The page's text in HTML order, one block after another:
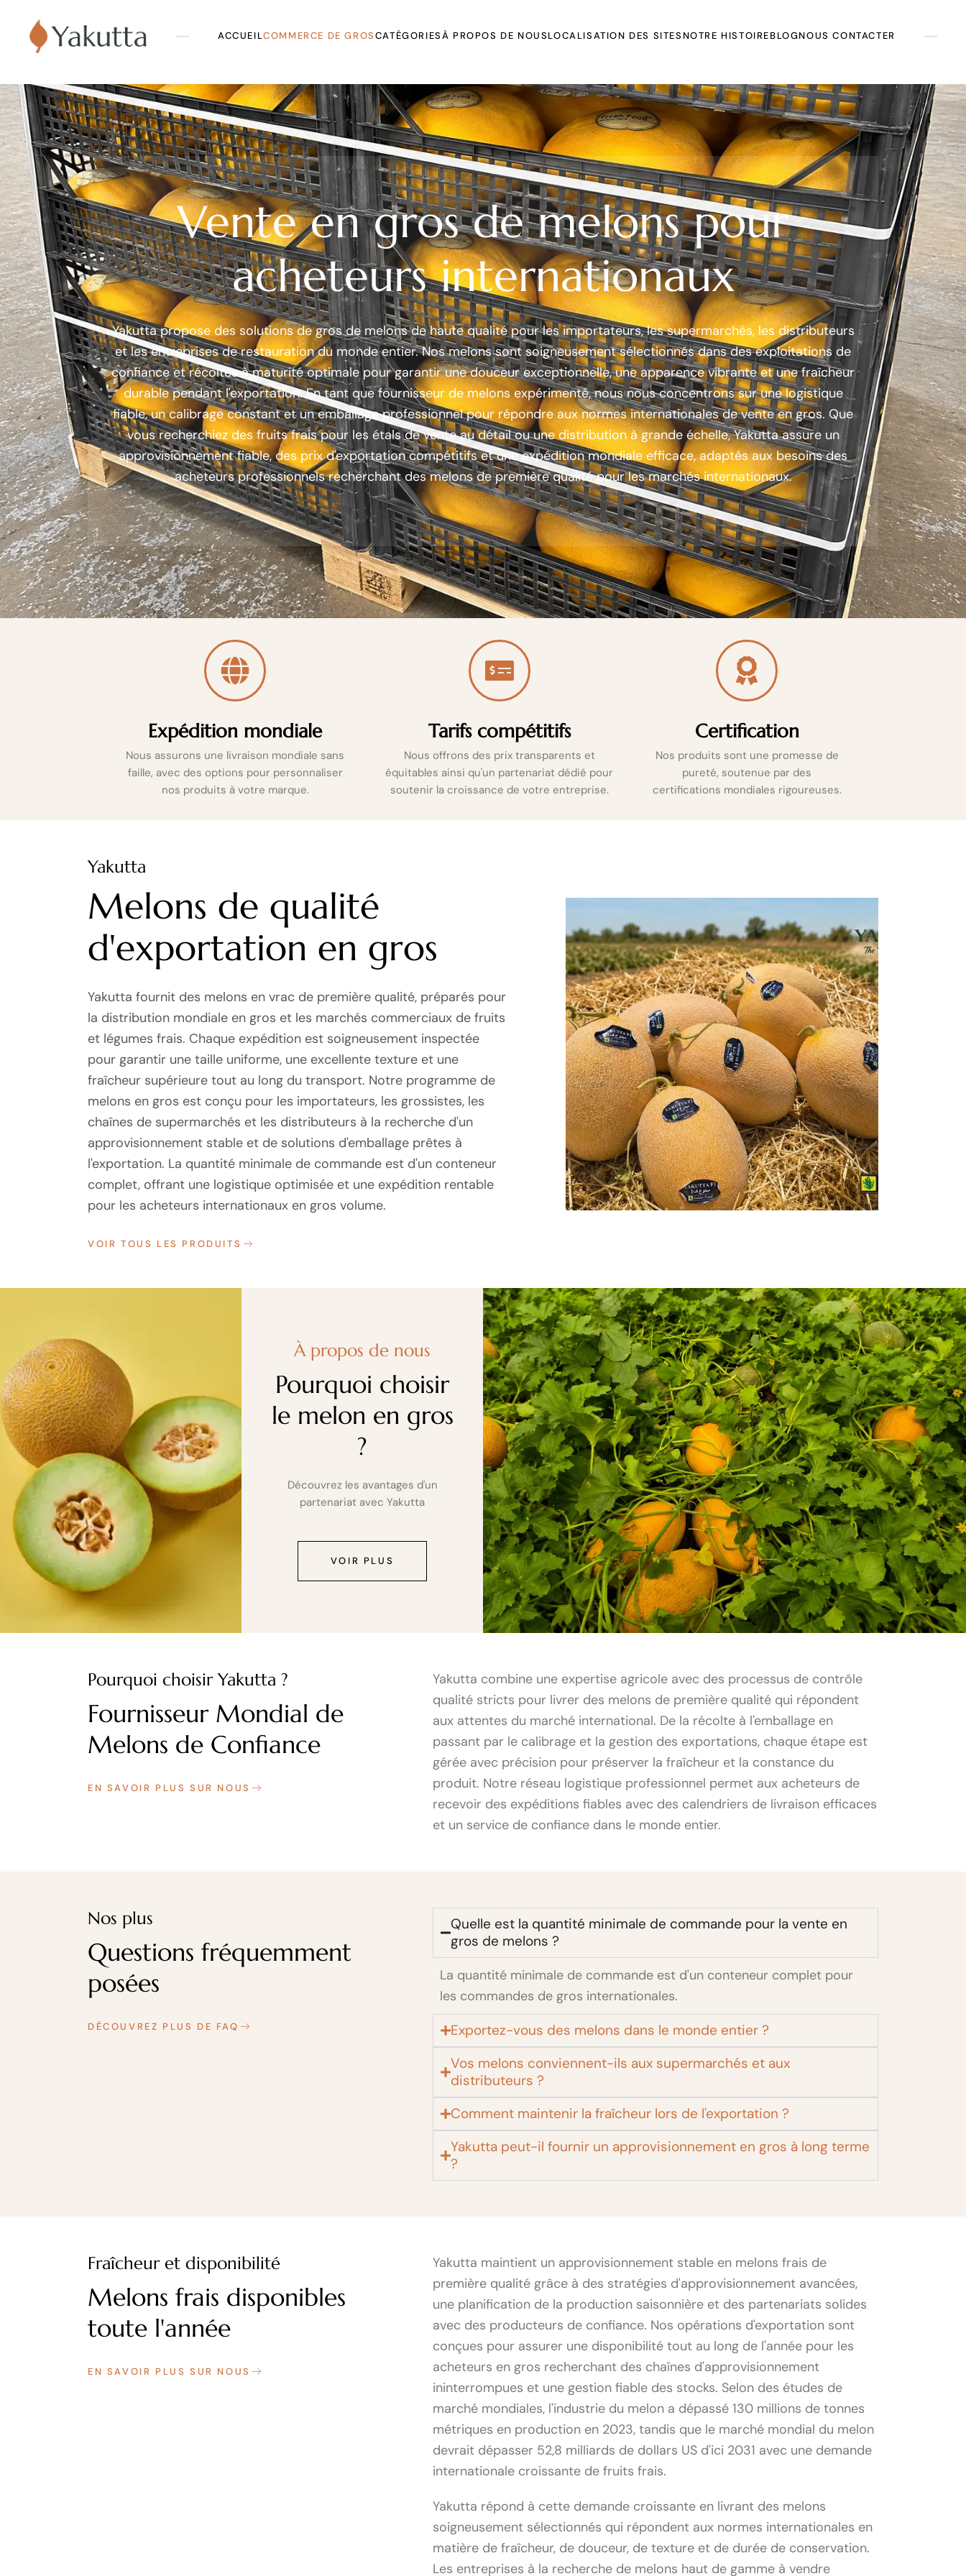
ACCUEILCOMMERCE DE GROS
Oils
Extraits et poudres
Organic Juices
Molasse and Jam
Sirops
Dried Fruits and
Vegetables
Fruits
Other Products
CATÉGORIESÀ PROPOS DE NOUSLOCALISATION DES SITES NOTRE HISTOIREBLOGNOUS CONTACTER
Vente en gros de melons pour
acheteurs internationaux
Yakutta propose des solutions de gros de melons de haute qualité pour les importateurs, les supermarchés, les distributeurs
et les entreprises de restauration du monde entier. Nos melons sont soigneusement sélectionnés dans des exploitations de
confiance et récoltés à maturité optimale pour garantir une douceur exceptionnelle, une apparence vibrante et une fraîcheur
durable pendant l'exportation. En tant que fournisseur de melons expérimenté, nous nous concentrons sur une logistique
fiable, un calibrage constant et un emballage professionnel pour répondre aux normes internationales de vente en gros. Que
vous recherchiez des fruits frais pour les étals de vente au détail ou une distribution à grande échelle, Yakutta assure un
approvisionnement fiable, des prix d'exportation compétitifs et une expédition mondiale efficace, adaptés aux besoins des
acheteurs professionnels recherchant des melons de première qualité pour les marchés internationaux.
Expédition mondiale
Nous assurons une livraison mondiale sans
faille, avec des options pour personnaliser
nos produits à votre marque.
Tarifs compétitifs
Nous offrons des prix transparents et
équitables ainsi qu'un partenariat dédié pour
soutenir la croissance de votre entreprise.
Certification
Nos produits sont une promesse de
pureté, soutenue par des
certifications mondiales rigoureuses.
Yakutta
Melons de qualité
d'exportation en gros
Yakutta fournit des melons en vrac de première qualité, préparés pour
la distribution mondiale en gros et les marchés commerciaux de fruits
et légumes frais. Chaque expédition est soigneusement inspectée
pour garantir une taille uniforme, une excellente texture et une
fraîcheur supérieure tout au long du transport. Notre programme de
melons en gros est conçu pour les importateurs, les grossistes, les
chaînes de supermarchés et les distributeurs à la recherche d'un
approvisionnement stable et de solutions d'emballage prêtes à
l'exportation. La quantité minimale de commande est d'un conteneur
complet, offrant une logistique optimisée et une expédition rentable
pour les acheteurs internationaux en gros volume.
VOIR TOUS LES PRODUITS
À propos de nous
Pourquoi choisir
le melon en gros
?
Découvrez les avantages d'un
partenariat avec Yakutta
VOIR PLUS
Pourquoi choisir Yakutta ?
Fournisseur Mondial de
Melons de Confiance
EN SAVOIR PLUS SUR NOUS
Yakutta combine une expertise agricole avec des processus de contrôle
qualité stricts pour livrer des melons de première qualité qui répondent
aux attentes du marché international. De la récolte à l'emballage en
passant par le calibrage et la gestion des exportations, chaque étape est
gérée avec précision pour préserver la fraîcheur et la constance du
produit. Notre réseau logistique professionnel permet aux acheteurs de
recevoir des expéditions fiables avec des calendriers de livraison efficaces
et un service de confiance dans le monde entier.
Nos plus
Questions fréquemment
posées
DÉCOUVREZ PLUS DE FAQ
Quelle est la quantité minimale de commande pour la vente en
gros de melons ?
La quantité minimale de commande est d'un conteneur complet pour
les commandes de gros internationales.
Exportez-vous des melons dans le monde entier ?
Vos melons conviennent-ils aux supermarchés et aux
distributeurs ?
Comment maintenir la fraîcheur lors de l'exportation ?
Yakutta peut-il fournir un approvisionnement en gros à long terme
?
Fraîcheur et disponibilité
Melons frais disponibles
toute l'année
EN SAVOIR PLUS SUR NOUS
Yakutta maintient un approvisionnement stable en melons frais de
première qualité grâce à des stratégies d'approvisionnement avancées,
une planification de la production saisonnière et des partenariats solides
avec des producteurs de confiance. Nos opérations d'exportation sont
conçues pour assurer une disponibilité tout au long de l'année pour les
acheteurs en gros recherchant des chaînes d'approvisionnement
ininterrompues et une gestion fiable des stocks. Selon des études de
marché mondiales, l'industrie du melon a dépassé 130 millions de tonnes
métriques en production en 2023, tandis que le marché mondial du melon
devrait dépasser 52,8 milliards de dollars US d'ici 2031 avec une demande
internationale croissante de fruits frais.
Yakutta répond à cette demande croissante en livrant des melons
soigneusement sélectionnés qui répondent aux normes internationales en
matière de fraîcheur, de douceur, de texture et de durée de conservation.
Les entreprises à la recherche de melons haut de gamme à vendre